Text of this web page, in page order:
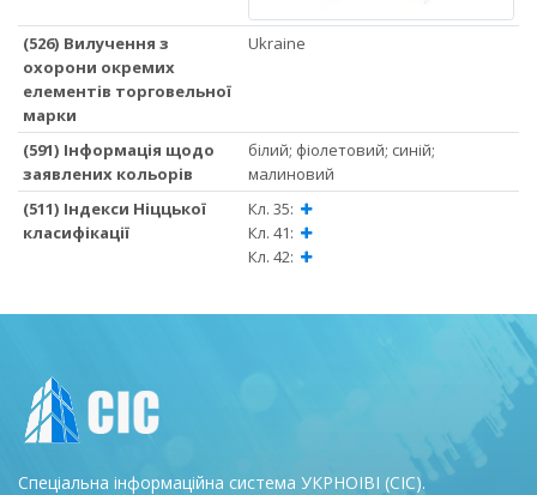
(526) Вилучення з
охорони окремих
елементів торговельної
марки
Ukraine
(591) Інформація щодо
заявлених кольорів
білий; фіолетовий; синій;
малиновий
(511) Індекси Ніццької
класифікації
Кл. 35:
Кл. 41:
Кл. 42:
Спеціальна інформаційна система УКРНОІВІ (СІС).